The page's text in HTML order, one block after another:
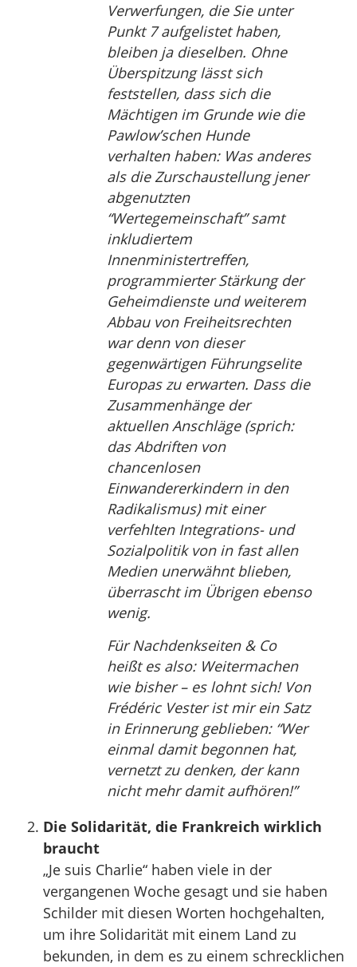
Verwerfungen, die Sie unter
Punkt 7 aufgelistet haben,
bleiben ja dieselben. Ohne
Überspitzung lässt sich
feststellen, dass sich die
Mächtigen im Grunde wie die
Pawlow’schen Hunde
verhalten haben: Was anderes
als die Zurschaustellung jener
abgenutzten
“Wertegemeinschaft” samt
inkludiertem
Innenministertreffen,
programmierter Stärkung der
Geheimdienste und weiterem
Abbau von Freiheitsrechten
war denn von dieser
gegenwärtigen Führungselite
Europas zu erwarten. Dass die
Zusammenhänge der
aktuellen Anschläge (sprich:
das Abdriften von
chancenlosen
Einwandererkindern in den
Radikalismus) mit einer
verfehlten Integrations- und
Sozialpolitik von in fast allen
Medien unerwähnt blieben,
überrascht im Übrigen ebenso
wenig.
Für Nachdenkseiten & Co
heißt es also: Weitermachen
wie bisher – es lohnt sich! Von
Frédéric Vester ist mir ein Satz
in Erinnerung geblieben: “Wer
einmal damit begonnen hat,
vernetzt zu denken, der kann
nicht mehr damit aufhören!”
Die Solidarität, die Frankreich wirklich
braucht
„Je suis Charlie“ haben viele in der
vergangenen Woche gesagt und sie haben
Schilder mit diesen Worten hochgehalten,
um ihre Solidarität mit einem Land zu
bekunden, in dem es zu einem schrecklichen